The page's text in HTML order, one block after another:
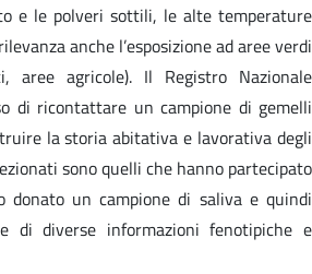
e le polveri sottili, le alte temperature
anche l’esposizione ad aree verdi
aree agricole). Il Registro Nazionale
di ricontattare un campione di gemelli
la storia abitativa e lavorativa degli
sono quelli che hanno partecipato
donato un campione di saliva e quindi
di diverse informazioni fenotipiche e